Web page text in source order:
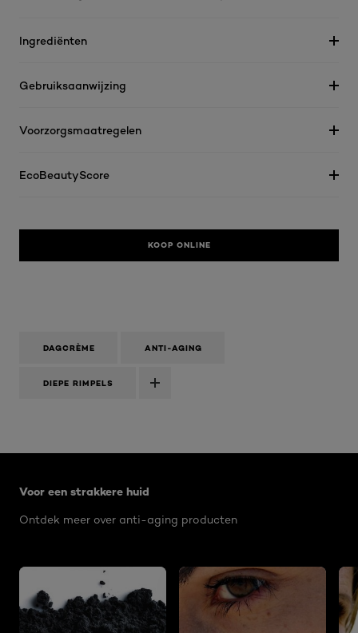
Ingrediënten
Gebruiksaanwijzing
Voorzorgsmaatregelen
EcoBeautyScore
KOOP ONLINE
DAGCRÈME ANTI-AGING
DIEPE RIMPELS
Voor een strakkere huid
Ontdek meer over anti-aging producten